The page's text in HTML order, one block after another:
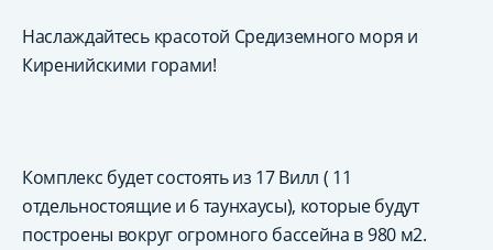
Наслаждайтесь красотой Средиземного моря и
Киренийскими горами!
Комплекс будет состоять из 17 Вилл ( 11
отдельностоящие и 6 таунхаусы), которые будут
построены вокруг огромного бассейна в 980 м2.